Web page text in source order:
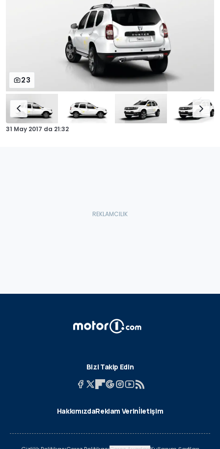
23
31 May 2017 da 21:32
Bizi Takip Edin
HakkımızdaReklam Verinİletişim